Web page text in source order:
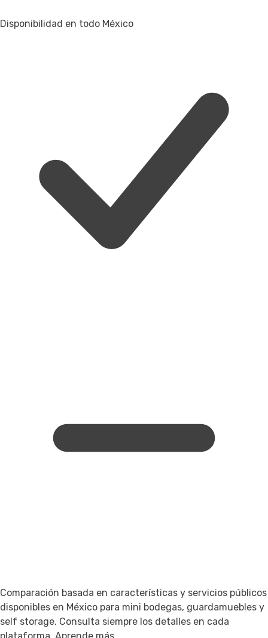
Disponibilidad en todo México
Comparación basada en características y servicios públicos
disponibles en México para mini bodegas, guardamuebles y
self storage. Consulta siempre los detalles en cada
plataforma. Aprende más